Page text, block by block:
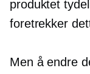
produktet
foretrekker
Men å endre